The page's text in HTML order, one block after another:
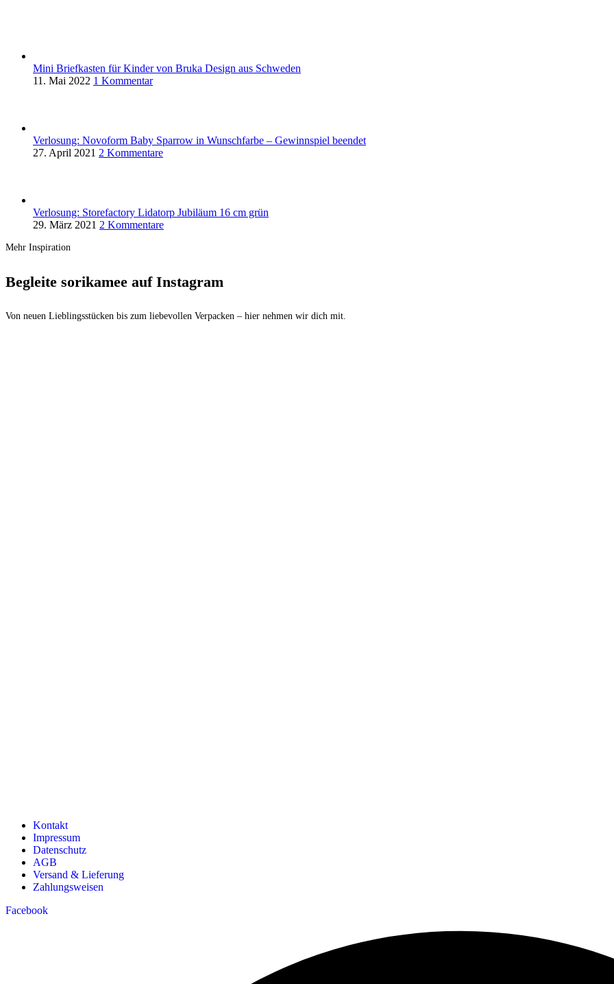
Mini Briefkasten für Kinder von Bruka Design aus Schweden
11. Mai 2022 1 Kommentar
Verlosung: Novoform Baby Sparrow in Wunschfarbe – Gewinnspiel beendet
27. April 2021 2 Kommentare
Verlosung: Storefactory Lidatorp Jubiläum 16 cm grün
29. März 2021 2 Kommentare
Mehr Inspiration
Begleite sorikamee auf Instagram
Von neuen Lieblingsstücken bis zum liebevollen Verpacken – hier nehmen wir dich mit.
Kontakt
Impressum
Datenschutz
AGB
Versand & Lieferung
Zahlungsweisen
Facebook